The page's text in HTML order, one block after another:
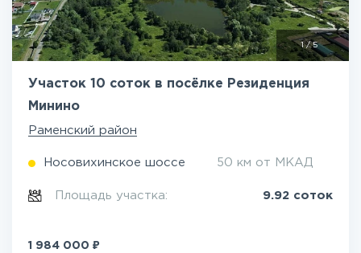
1/5
Участок 10 соток в посёлке Резиденция
Минино
Раменский район
Носовихинское шоссе 50 км от МКАД
Площадь участка: 9.92 соток
1 984 000 ₽